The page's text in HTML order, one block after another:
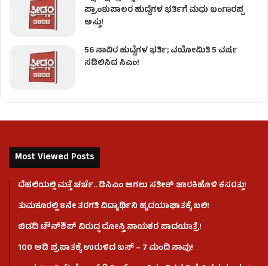
ಪ್ರಾಂಶುಪಾಲರ ಹುದ್ದೆಗಳ ಭರ್ತಿಗೆ ಮಧು ಬಂಗಾರಪ್ಪ
ಅಸ್ತು!
56 ಸಾವಿರ ಹುದ್ದೆಗಳ ಭರ್ತಿ; ವಯೋಮಿತಿ 5 ವರ್ಷ
ಸಡಿಲಿಸಿದ ಸಿಎಂ!
Most Viewed Posts
ದೆಹಲಿಯಲ್ಲಿ ಮತ್ತೆ ಚರ್ಚೆ.. ಡಿಸಿಎಂ ಆಗಲು ಸತೀಶ್ ಜಾರಕಿಹೊಳಿ ಕಸರತ್ತು!
ತುಮಕೂರಲ್ಲಿ 8ನೇ ತರಗತಿ ವಿದ್ಯಾರ್ಥಿನಿ ಹೃದಯಾಘಾತಕ್ಕೆ ಬಲಿ!
ಬಿಡದಿ ಟೌನ್‌ಶಿಪ್‌ ವಿರುದ್ಧ ದೋಸ್ತಿ ನಾಯಕರ ಪಾದಯಾತ್ರೆ!
100 ಅಡಿ ಪ್ರಪಾತಕ್ಕೆ ಉರುಳಿದ ಬಸ್‌ – 7 ಮಂದಿ ಸಾವು!